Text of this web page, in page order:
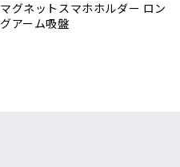
マグネットスマホホルダー ロン
グアーム吸盤